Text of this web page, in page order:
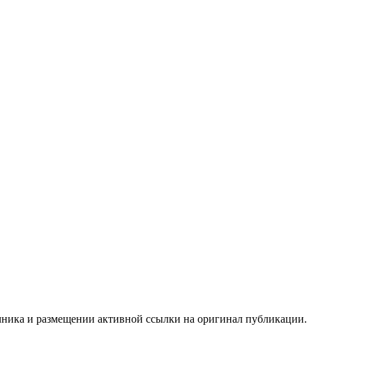
и размещении активной ссылки на оригинал публикации.